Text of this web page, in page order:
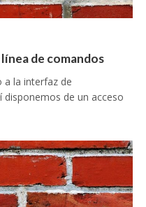
de comandos
a la interfaz de
disponemos de un acceso